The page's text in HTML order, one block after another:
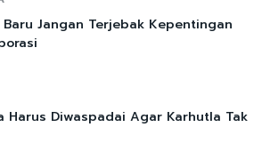
Baru Jangan Terjebak Kepentingan
Harus Diwaspadai Agar Karhutla Tak